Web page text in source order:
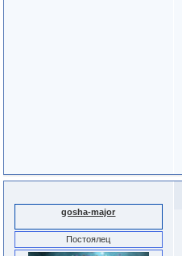
gosha-major
Постоялец